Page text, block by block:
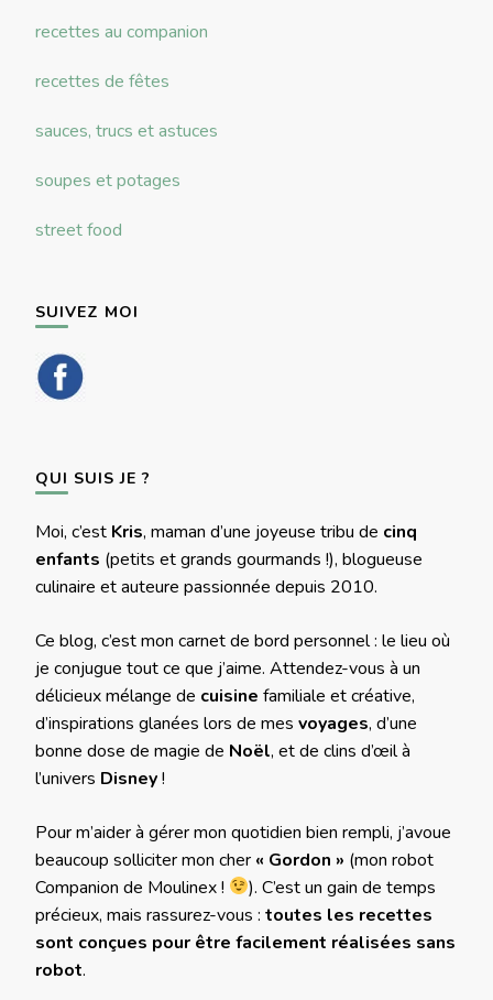
recettes au companion
recettes de fêtes
sauces, trucs et astuces
soupes et potages
street food
SUIVEZ MOI
QUI SUIS JE ?
Moi, c’est Kris, maman d’une joyeuse tribu de cinq
enfants (petits et grands gourmands !), blogueuse
culinaire et auteure passionnée depuis 2010.
Ce blog, c’est mon carnet de bord personnel : le lieu où
je conjugue tout ce que j’aime. Attendez-vous à un
délicieux mélange de cuisine familiale et créative,
d’inspirations glanées lors de mes voyages, d’une
bonne dose de magie de Noël, et de clins d’œil à
l’univers Disney!
Pour m’aider à gérer mon quotidien bien rempli, j’avoue
beaucoup solliciter mon cher « Gordon » (mon robot
Companion de Moulinex !
). C’est un gain de temps
précieux, mais rassurez-vous : toutes les recettes
sont conçues pour être facilement réalisées sans
robot.